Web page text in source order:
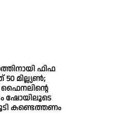
ഫിഫ
50 മില്ല്യൺ;
ഷോയിലൂടെ
കണ്ടെത്തണം